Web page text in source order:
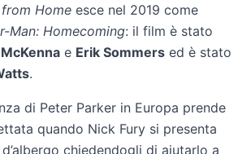
Home esce nel 2019 come
Man: Homecoming: il film è stato
e Erik Sommers ed è stato
.
di Peter Parker in Europa prende
quando Nick Fury si presenta
chiedendogli di aiutarlo a